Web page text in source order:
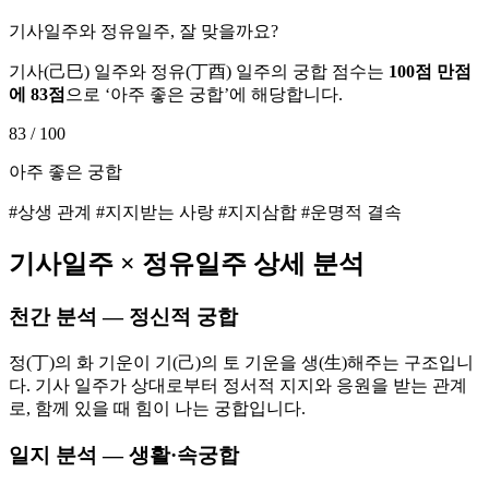
기사일주와 정유일주, 잘 맞을까요?
기사(己巳) 일주와 정유(丁酉) 일주의 궁합 점수는 100점 만점
에 83점 으로 ‘아주 좋은 궁합’에 해당합니다.
83 / 100
아주 좋은 궁합
#상생 관계 #지지받는 사랑 #지지삼합 #운명적 결속
기사일주 × 정유일주 상세 분석
천간 분석 — 정신적 궁합
정(丁)의 화 기운이 기(己)의 토 기운을 생(生)해주는 구조입니
다. 기사 일주가 상대로부터 정서적 지지와 응원을 받는 관계
로, 함께 있을 때 힘이 나는 궁합입니다.
일지 분석 — 생활·속궁합